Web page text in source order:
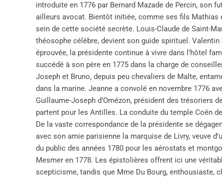
introduite en 1776 par Bernard Mazade de Percin, son
ailleurs avocat. Bientôt initiée, comme ses fils Mathias
sein de cette société secrète. Louis-Claude de Saint-
théosophe célèbre, devient son guide spirituel.
éprouvée, la présidente continue à vivre dans l’hôtel
succédé à son père en 1775 dans la charge de
Joseph et Bruno, depuis peu chevaliers de Malte,
dans la marine. Jeanne a convolé en novembre 1776
Guillaume-Joseph d’Omézon, président des trésoriers
partent pour les Antilles. La conduite du temple Coën
De la vaste correspondance de la présidente se
avec son amie parisienne la marquise de Livry, veuve
du public des années 1780 pour les aérostats et
Mesmer en 1778. Les épistolières offrent ici une
scepticisme, tandis que Mme Du Bourg, enthousiaste,